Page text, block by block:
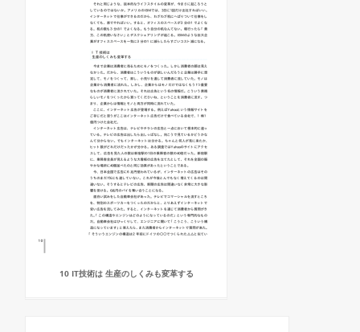
10 IT技術は 生産のしくみも変革する